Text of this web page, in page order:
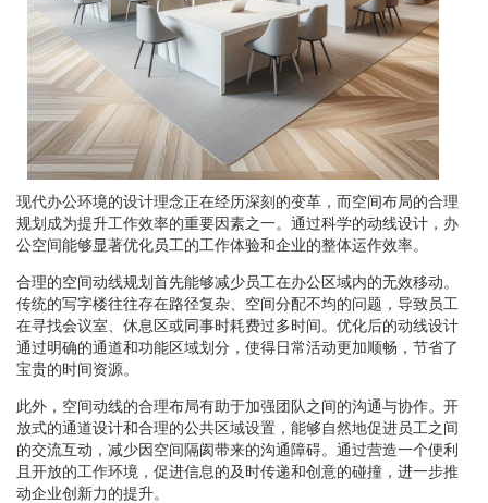
现代办公环境的设计理念正在经历深刻的变革，而空间布局的合理
规划成为提升工作效率的重要因素之一。通过科学的动线设计，办
公空间能够显著优化员工的工作体验和企业的整体运作效率。
合理的空间动线规划首先能够减少员工在办公区域内的无效移动。
传统的写字楼往往存在路径复杂、空间分配不均的问题，导致员工
在寻找会议室、休息区或同事时耗费过多时间。优化后的动线设计
通过明确的通道和功能区域划分，使得日常活动更加顺畅，节省了
宝贵的时间资源。
此外，空间动线的合理布局有助于加强团队之间的沟通与协作。开
放式的通道设计和合理的公共区域设置，能够自然地促进员工之间
的交流互动，减少因空间隔阂带来的沟通障碍。通过营造一个便利
且开放的工作环境，促进信息的及时传递和创意的碰撞，进一步推
动企业创新力的提升。